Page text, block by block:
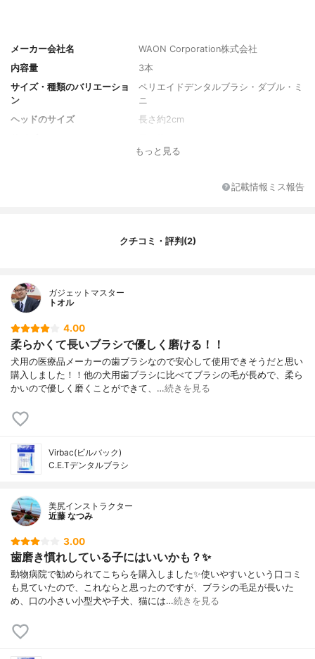
メーカー会社名
WAON Corporation株式会社
内容量
3本
サイズ・種類のバリエーショ
ン
ペリエイドデンタルブラシ・ダブル・ミ
ニ
ヘッドのサイズ
長さ約2cm
小型犬用
もっと見る
記載情報ミス報告
クチコミ・評判(2)
ガジェットマスター
トオル
4.00
柔らかくて長いブラシで優しく磨ける！！
犬用の医療品メーカーの歯ブラシなので安心して使用できそうだと思い
購入しました！！他の犬用歯ブラシに比べてブラシの毛が長めで、柔ら
かいので優しく磨くことができて、…続きを見る
Virbac(ビルバック)
C.E.Tデンタルブラシ
美尻インストラクター
近藤 なつみ
3.00
歯磨き慣れしている子にはいいかも？✨
動物病院で勧められてこちらを購入しました✨使いやすいという口コミ
も見ていたので、これならと思ったのですが、ブラシの毛足が長いた
め、口の小さい小型犬や子犬、猫には…続きを見る